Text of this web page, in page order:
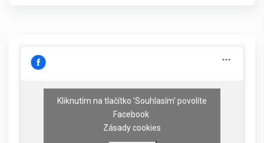
Kliknutím na tlačítko 'Souhlasím' povolíte
Facebook
Zásady cookies